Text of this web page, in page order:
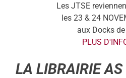
Les JTSE
les 23 & 24
aux Docks
PLUS
LA LIBRAIRIE AS